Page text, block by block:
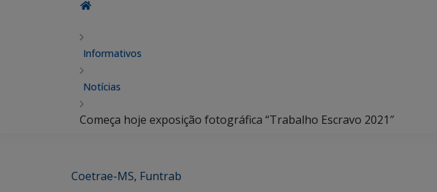
Informativos
Notícias
Começa hoje exposição fotográfica “Trabalho Escravo 2021″
Coetrae-MS, Funtrab